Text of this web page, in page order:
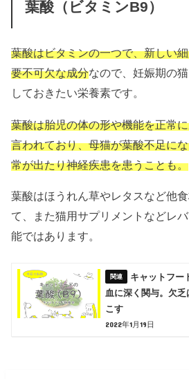
葉酸（ビタミンB9）
葉酸はビタミンの一つで、新しい
要不可欠な成分なので、妊娠期の
しておきたい栄養素です。
葉酸は胎児の体の形や機能を正常
言われており、母猫が葉酸不足に
常が出たり神経疾患を患うことも。
葉酸はほうれん草やレタスなど他
て、また猫用サプリメントなどレ
能ではあります。
キャットフー
血に深く関与。欠
こす
2022年1月19日